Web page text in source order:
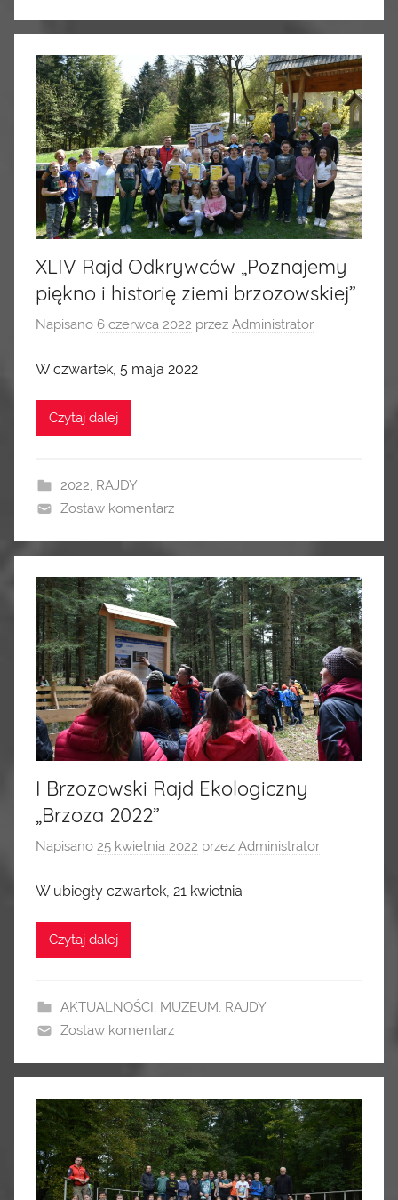
XLIV Rajd Odkrywców „Poznajemy
piękno i historię ziemi brzozowskiej”
Napisano 6 czerwca 2022 przez Administrator
W czwartek, 5 maja 2022
Czytaj dalej
2022, RAJDY
Zostaw komentarz
I Brzozowski Rajd Ekologiczny
„Brzoza 2022”
Napisano 25 kwietnia 2022 przez Administrator
W ubiegły czwartek, 21 kwietnia
Czytaj dalej
AKTUALNOŚCI, MUZEUM, RAJDY
Zostaw komentarz